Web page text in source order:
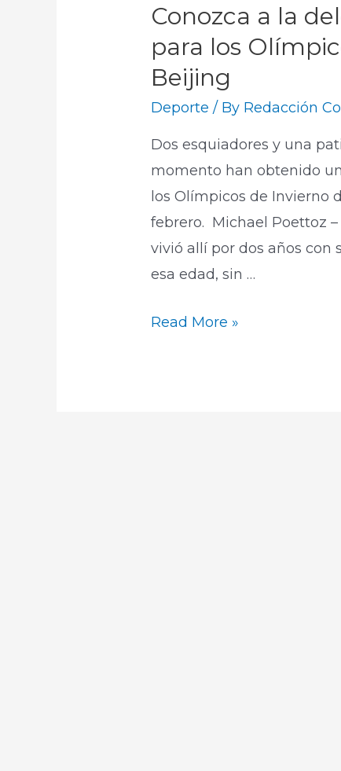
Conozca a la
para los
Beijing
Deporte / By Redacción
Dos esquiadores y una
momento han obtenido
los Olímpicos de Invierno
febrero. Michael Poettoz
vivió allí por dos años con
esa edad, sin …
Read More »